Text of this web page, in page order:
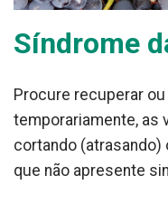
Síndrome
Procure recuperar
temporariamente, as
cortando (atrasando)
que não apresente